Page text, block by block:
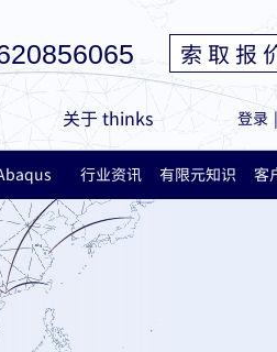
登录 |
索 取 报
关于 thinks
行业资讯 有限元知识 客